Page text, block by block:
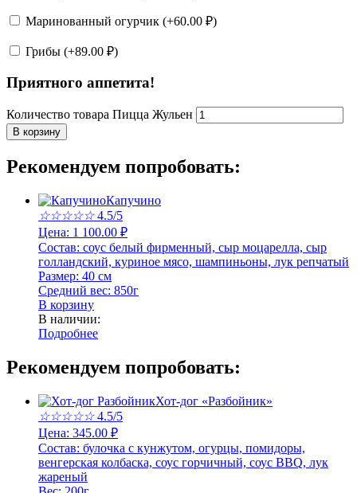
Маринованный огурчик (+60.00 ₽)
Грибы (+89.00 ₽)
Приятного аппетита!
Количество товара Пицца Жульен
В корзину
Рекомендуем попробовать:
Капучино
☆☆☆☆☆ 4.5/5
Цена: 1 100.00 ₽
Состав: соус белый фирменный, сыр моцарелла, сыр
голландский, куриное мясо, шампиньоны, лук репчатый
Размер: 40 см
Средний вес: 850г
В корзину
В наличии:
Подробнее
Рекомендуем попробовать:
Хот-дог «Разбойник»
☆☆☆☆☆ 4.5/5
Цена: 345.00 ₽
Состав: булочка с кунжутом, огурцы, помидоры,
венгерская колбаска, соус горчичный, соус BBQ, лук
жареный